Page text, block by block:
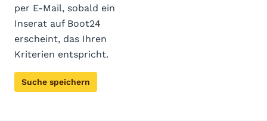
per E-Mail, sobald ein
Inserat auf Boot24
erscheint, das Ihren
Kriterien entspricht.
Suche speichern